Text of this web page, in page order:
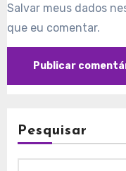
Salvar meus dados
que eu comentar.
Pesquisar